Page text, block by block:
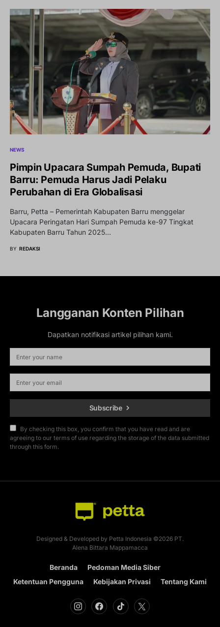
NEWS
Pimpin Upacara Sumpah Pemuda, Bupati
Barru: Pemuda Harus Jadi Pelaku
Perubahan di Era Globalisasi
Barru, Petta – Pemerintah Kabupaten Barru menggelar
Upacara Peringatan Hari Sumpah Pemuda ke-97 Tingkat
Kabupaten Barru Tahun 2025…
BY REDAKSI
Langganan Konten Pilihan
Dapatkan notifikasi artikel pilihan kami.
Subscribe
By checking this box, you confirm that you have read and are
agreeing to our terms of use regarding the storage of the data submitted
through this form.
Designed & Developed by Petta Indonesia ©2026 PT.
Alena Bittara Mappamacca
Beranda
Pedoman Media Siber
Ketentuan Pengguna
Kebijakan Privasi Tentang Kami